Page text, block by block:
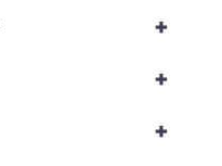
+
+
+